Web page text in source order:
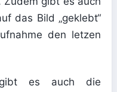
das Bild „geklebt“
den letzen
es auch die